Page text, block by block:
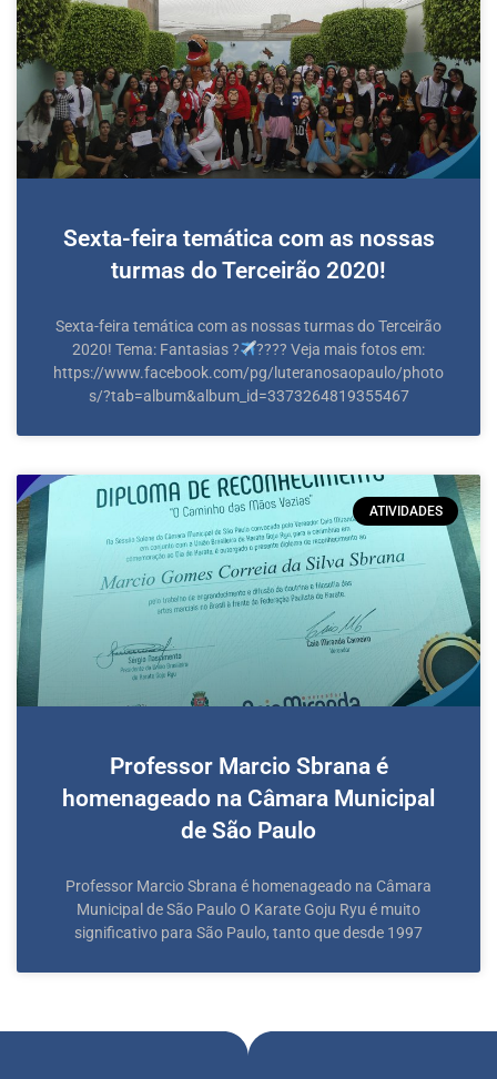
Sexta-feira temática com as nossas
turmas do Terceirão 2020!
Sexta-feira temática com as nossas turmas do Terceirão
2020! Tema: Fantasias ?‍
?‍??? Veja mais fotos em:
https://www.facebook.com/pg/luteranosaopaulo/photo
s/?tab=album&album_id=3373264819355467
ATIVIDADES
Professor Marcio Sbrana é
homenageado na Câmara Municipal
de São Paulo
Professor Marcio Sbrana é homenageado na Câmara
Municipal de São Paulo O Karate Goju Ryu é muito
significativo para São Paulo, tanto que desde 1997